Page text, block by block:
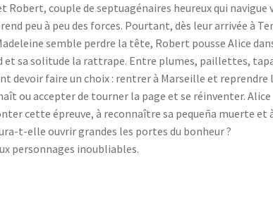
Robert, couple de septuagénaires heureux qui navigue
peu à peu des forces. Pourtant, dès leur arrivée à
semble perdre la tête, Robert pousse Alice
et sa solitude la rattrape. Entre plumes, paillettes,
devoir faire un choix : rentrer à Marseille et reprendre
ou accepter de tourner la page et se réinventer. Alice
cette épreuve, à reconnaître sa pequeña muerte et
t-elle ouvrir grandes les portes du bonheur ?
personnages inoubliables.